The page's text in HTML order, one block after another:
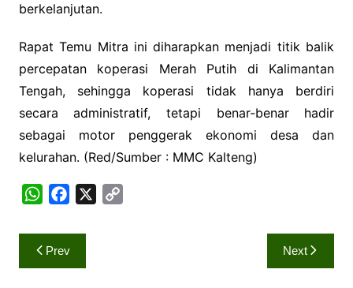
berkelanjutan.
Rapat Temu Mitra ini diharapkan menjadi titik balik
percepatan koperasi Merah Putih di Kalimantan
Tengah, sehingga koperasi tidak hanya berdiri
secara administratif, tetapi benar-benar hadir
sebagai motor penggerak ekonomi desa dan
kelurahan. (Red/Sumber : MMC Kalteng)
W
a
t
c
e
Navigasi
pos
Prev Next